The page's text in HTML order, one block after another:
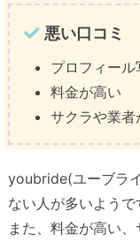
悪い口コミ
プロフィー
料金が高い
サクラや業者
youbride(ユーブラ
ない人が多いようで
また、料金が高い